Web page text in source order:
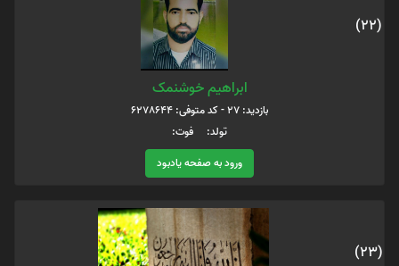
(22)
ابراهیم خوشنمک
بازدید: 27 - کد متوفی: 6278644
تولد: فوت:
ورود به صفحه یادبود
(23)